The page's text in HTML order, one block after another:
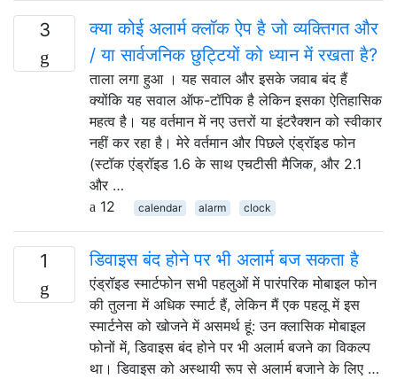
3
क्या कोई अलार्म क्लॉक ऐप है जो व्यक्तिगत और
/ या सार्वजनिक छुट्टियों को ध्यान में रखता है?
ताला लगा हुआ । यह सवाल और इसके जवाब बंद हैं
क्योंकि यह सवाल ऑफ-टॉपिक है लेकिन इसका ऐतिहासिक
महत्व है। यह वर्तमान में नए उत्तरों या इंटरैक्शन को स्वीकार
नहीं कर रहा है। मेरे वर्तमान और पिछले एंड्रॉइड फोन
(स्टॉक एंड्रॉइड 1.6 के साथ एचटीसी मैजिक, और 2.1
और …
12
calendar alarm clock
1 डिवाइस बंद होने पर भी अलार्म बज सकता है
एंड्रॉइड स्मार्टफोन सभी पहलुओं में पारंपरिक मोबाइल फोन
की तुलना में अधिक स्मार्ट हैं, लेकिन मैं एक पहलू में इस
स्मार्टनेस को खोजने में असमर्थ हूं: उन क्लासिक मोबाइल
फोनों में, डिवाइस बंद होने पर भी अलार्म बजने का विकल्प
था। डिवाइस को अस्थायी रूप से अलार्म बजाने के लिए …